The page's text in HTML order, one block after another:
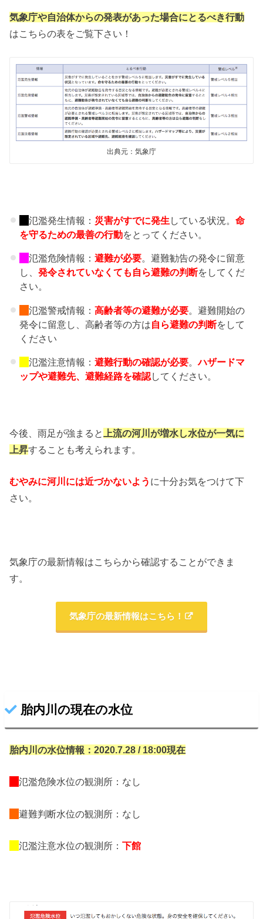
気象庁や自治体からの発表があった場合にとるべき行動
はこちらの表をご覧下さい！
出典元：気象庁
氾濫発生情報： 災害がすでに発生 している状況。 命
を守るための最善の行動をとってください。
氾濫危険情報： 避難が必要。避難勧告の発令に留意
し、 発令されていなくても自ら避難の判断をしてくだ
さい。
氾濫警戒情報： 高齢者等の避難が必要。避難開始の
発令に留意し、高齢者等の方は自ら避難の判断をして
ください
氾濫注意情報： 避難行動の確認が必要。ハザードマ
ップや避難先、 避難経路を確認してください。
今後、雨足が強まると
上流の河川が増水し水位が一気に
上昇することも考えられます。
むやみに河川には近づかないよう に十分お気をつけて下
さい。
気象庁の最新情報はこちらから確認することができま
す。
気象庁の最新情報はこちら！
胎内川の現在の水位
胎内川の水位情報：2020.7.28 / 18:00現在
氾濫危険水位の観測所：なし
避難判断水位の観測所：なし
氾濫注意水位の観測所：下館